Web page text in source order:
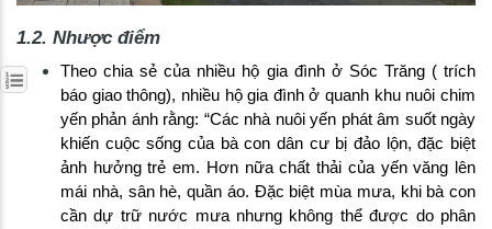
1.2. Nhược điểm
Theo chia sẻ của nhiều hộ gia đình ở Sóc Trăng ( trích
báo giao thông), nhiều hộ gia đình ở quanh khu nuôi chim
yến phản ánh rằng: “Các nhà nuôi yến phát âm suốt ngày
khiến cuộc sống của bà con dân cư bị đảo lộn, đặc biệt
ảnh hưởng trẻ em. Hơn nữa chất thải của yến văng lên
mái nhà, sân hè, quần áo. Đặc biệt mùa mưa, khi bà con
cần dự trữ nước mưa nhưng không thể được do phân